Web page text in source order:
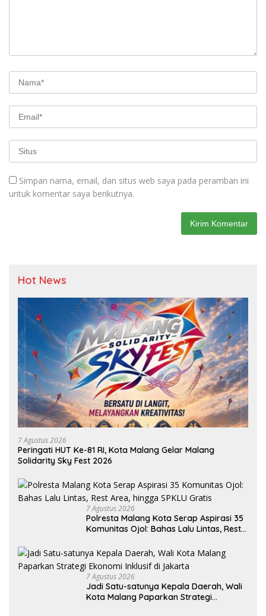
Simpan nama, email, dan situs web saya pada peramban ini
untuk komentar saya berikutnya.
Hot News
7 Agustus 2026
Peringati HUT Ke-81 RI, Kota Malang Gelar Malang
Solidarity Sky Fest 2026
7 Agustus 2026
Polresta Malang Kota Serap Aspirasi 35
Komunitas Ojol: Bahas Lalu Lintas, Rest
7 Agustus 2026
Jadi Satu-satunya Kepala Daerah, Wali
Kota Malang Paparkan Strategi